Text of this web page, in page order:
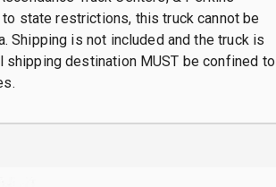
state restrictions, this truck cannot be
Shipping is not included and the truck is
shipping destination MUST be confined to